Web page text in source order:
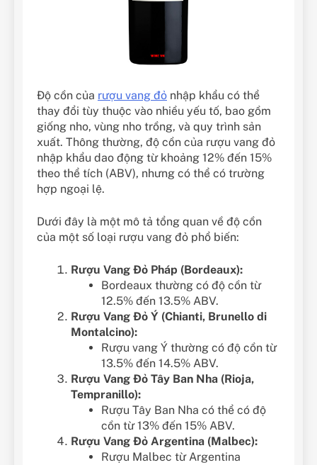
Độ cồn của rượu vang đỏ nhập khẩu có thể
thay đổi tùy thuộc vào nhiều yếu tố, bao gồm
giống nho, vùng nho trồng, và quy trình sản
xuất. Thông thường, độ cồn của rượu vang đỏ
nhập khẩu dao động từ khoảng 12% đến 15%
theo thể tích (ABV), nhưng có thể có trường
hợp ngoại lệ.
Dưới đây là một mô tả tổng quan về độ cồn
của một số loại rượu vang đỏ phổ biến:
Rượu Vang Đỏ Pháp (Bordeaux):
Bordeaux thường có độ cồn từ
12.5% đến 13.5% ABV.
Rượu Vang Đỏ Ý (Chianti, Brunello di
Montalcino):
Rượu vang Ý thường có độ cồn từ
13.5% đến 14.5% ABV.
Rượu Vang Đỏ Tây Ban Nha (Rioja,
Tempranillo):
Rượu Tây Ban Nha có thể có độ
cồn từ 13% đến 15% ABV.
Rượu Vang Đỏ Argentina (Malbec):
Rượu Malbec từ Argentina